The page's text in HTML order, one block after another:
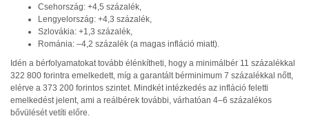
Csehország: +4,5 százalék,
Lengyelország: +4,3 százalék,
Szlovákia: +1,3 százalék,
Románia: –4,2 százalék (a magas infláció miatt).
Idén a bérfolyamatokat tovább élénkítheti, hogy a minimálbér 11 százalékkal
322 800 forintra emelkedett, míg a garantált bérminimum 7 százalékkal nőtt,
elérve a 373 200 forintos szintet. Mindkét intézkedés az infláció feletti
emelkedést jelent, ami a reálbérek további, várhatóan 4–6 százalékos
bővülését vetíti előre.